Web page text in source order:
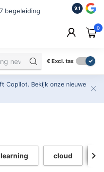
begeleiding
ISO
2.500+
9.1
0
€ Excl. tax
Copilot. Bekijk onze nieuwe
cloud